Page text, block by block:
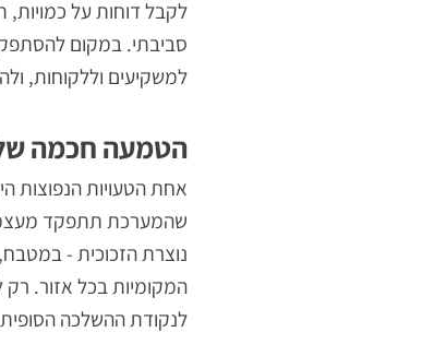
מעל כל אלה נמצאת השכבה
למשקיעים וללקוחות,
הטמעה חכמה של
אחת הטעויות הנפוצות היא
שהמערכת תתפקד מעצמה.
נוצרת הזכוכית - במטבח, בקו